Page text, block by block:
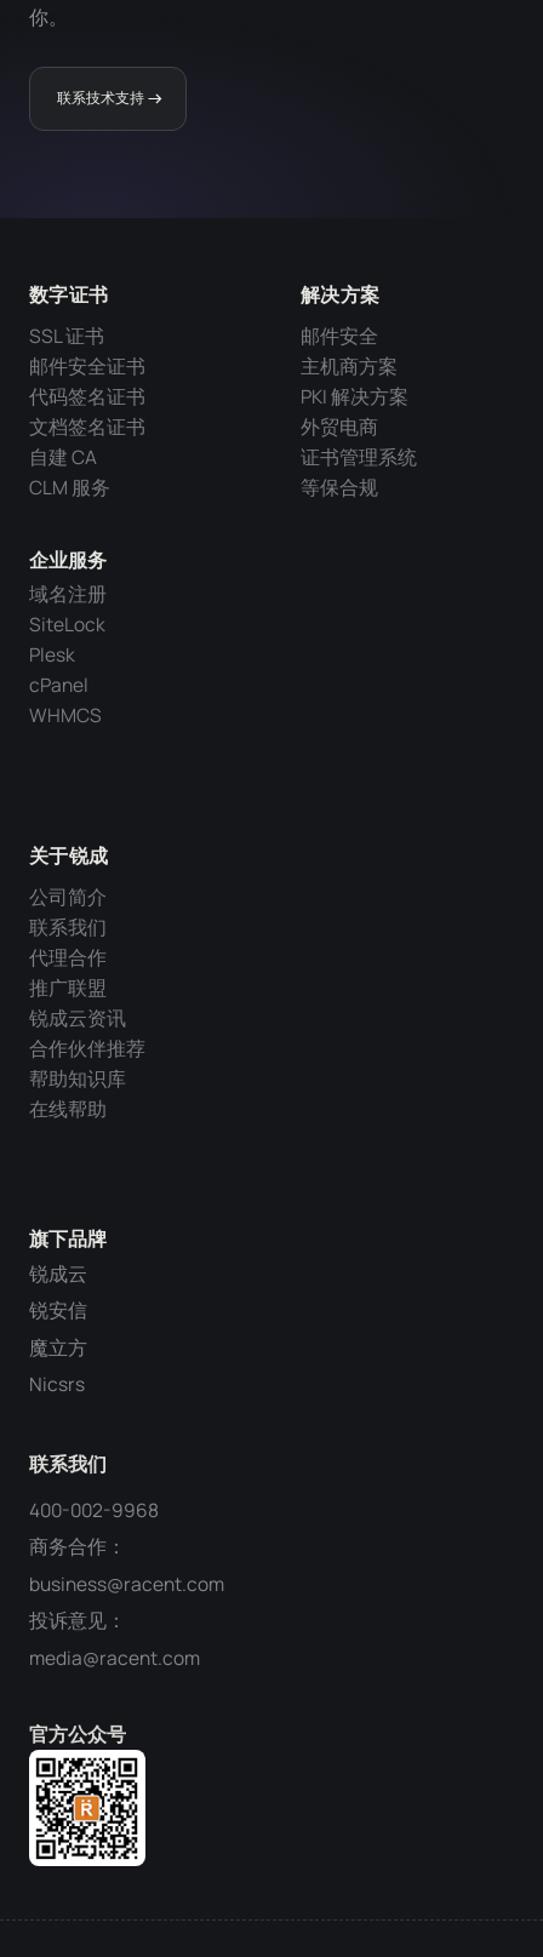
你。
联系技术支持
旗下品牌
锐成云
锐安信
魔立方
Nicsrs
联系我们
400-002-9968
商务合作：
business@racent.com
投诉意见：
media@racent.com
官方公众号
数字证书
SSL 证书
邮件安全证书
代码签名证书
文档签名证书
自建 CA
CLM 服务
企业服务
域名注册
SiteLock
Plesk
cPanel
WHMCS
解决方案
邮件安全
主机商方案
PKI 解决方案
外贸电商
证书管理系统
等保合规
关于锐成
公司简介
联系我们
代理合作
推广联盟
锐成云资讯
合作伙伴推荐
帮助知识库
在线帮助